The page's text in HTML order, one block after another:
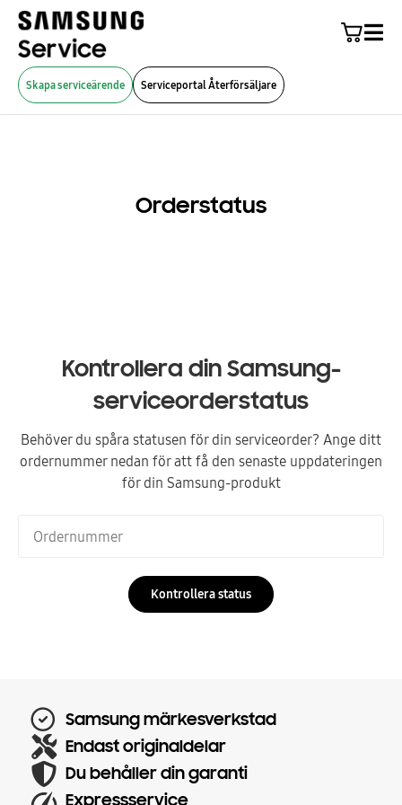
Skapa serviceärende Serviceportal Återförsäljare
Orderstatus
Kontrollera din Samsung-
serviceorderstatus
Behöver du spåra statusen för din serviceorder? Ange ditt
ordernummer nedan för att få den senaste uppdateringen
för din Samsung-produkt
Kontrollera status
Samsung märkesverkstad
Endast originaldelar
Du behåller din garanti
Expressservice